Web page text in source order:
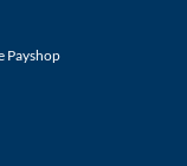
Payshop